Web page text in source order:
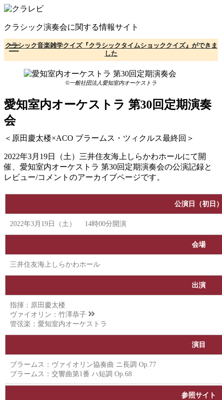
コ
テ
ン
ツ
へ
クラシック演奏会に関する情報サイト
クラシック音楽雑学クイズ『クラシックタイムショッククイズ』ができま
した
©一般社団法人愛知室内オーケストラ
愛知室内オーケストラ 第30回定期演奏
会
＜原田慶太楼×ACO ブラームス・ツィクルス最終回＞
2022年3月19日（土）三井住友海上しらかわホールにて開
催、愛知室内オーケストラ 第30回定期演奏会の公演記録と
レビュー/コメントのアーカイブページです。
公演日（初日
2022年3月19日（土） 14時00分開演
会場
三井住友海上しらかわホール
出演
指揮：原田慶太楼
ヴァイオリン： 竹澤恭子
管弦楽：愛知室内オーケストラ
演目
ブラームス：ヴァイオリン協奏曲 ニ長調 Op.77
ブラームス：交響曲第1番 ハ短調 Op.68
参照サイト